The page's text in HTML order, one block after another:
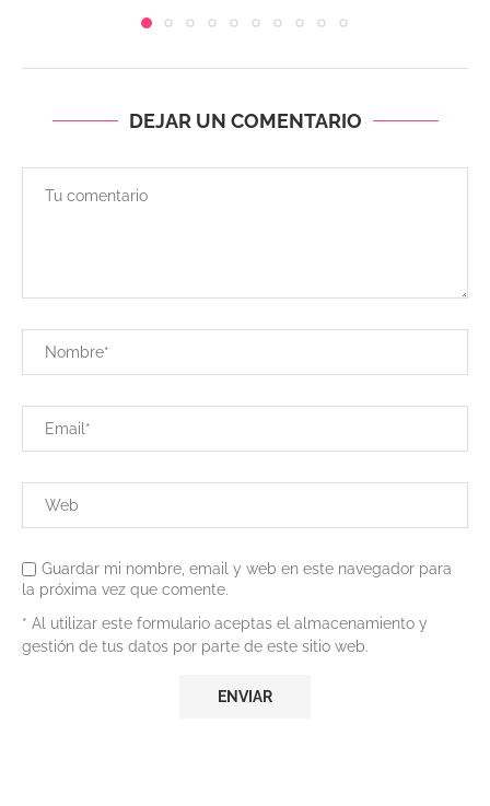
DEJAR UN COMENTARIO
Guardar mi nombre, email y web en este navegador para
la próxima vez que comente.
* Al utilizar este formulario aceptas el almacenamiento y
gestión de tus datos por parte de este sitio web.